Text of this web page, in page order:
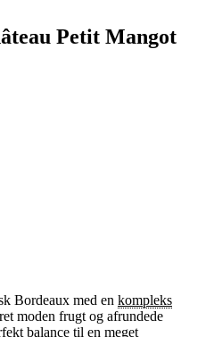
Petit Mangot
Bordeaux med en kompleks
moden frugt og afrundede
balance til en meget